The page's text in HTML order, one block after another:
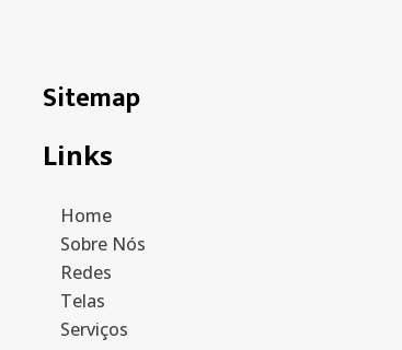
Sitemap
Links
Home
Sobre Nós
Redes
Telas
Serviços